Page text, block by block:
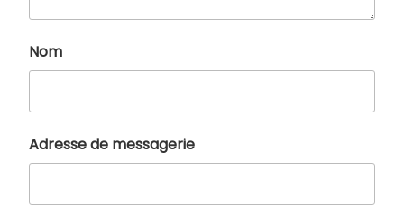
Nom
Adresse de messagerie